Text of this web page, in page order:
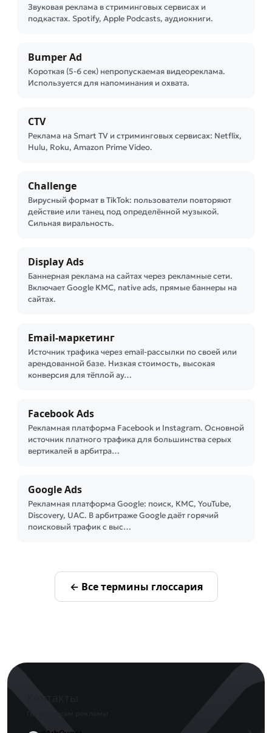
Звуковая реклама в стриминговых сервисах и
подкастах. Spotify, Apple Podcasts, аудиокниги.
Bumper Ad
Короткая (5-6 сек) непропускаемая видеореклама.
Используется для напоминания и охвата.
CTV
Реклама на Smart TV и стриминговых сервисах: Netflix,
Hulu, Roku, Amazon Prime Video.
Challenge
Вирусный формат в TikTok: пользователи повторяют
действие или танец под определённой музыкой.
Сильная виральность.
Display Ads
Баннерная реклама на сайтах через рекламные сети.
Включает Google КМС, native ads, прямые баннеры на
сайтах.
Email-маркетинг
Источник трафика через email-рассылки по своей или
арендованной базе. Низкая стоимость, высокая
конверсия для тёплой ау…
Facebook Ads
Рекламная платформа Facebook и Instagram. Основной
источник платного трафика для большинства серых
вертикалей в арбитра…
Google Ads
Рекламная платформа Google: поиск, КМС, YouTube,
Discovery, UAC. В арбитраже Google даёт горячий
поисковый трафик с выс…
← Все термины глоссария